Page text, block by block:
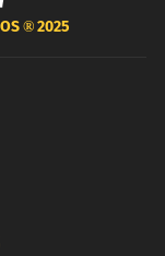
®2025